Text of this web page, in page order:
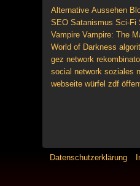
Alternative Aussehen
SEO Satanismus Sci-Fi
Vampire Vampire: The
World of Darkness
gez network
social network soziales
webseite würfel zdf
Datenschutzerklärung